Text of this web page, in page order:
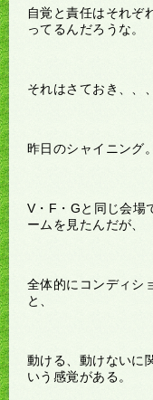
自覚と責任はそれぞ
ってるんだろうな。
それはさておき、、、
昨日のシャイニング。
V・F・Gと同じ会場
ームを見たんだが、
全体的にコンディシ
と、
動ける、動けないに
いう感覚がある。